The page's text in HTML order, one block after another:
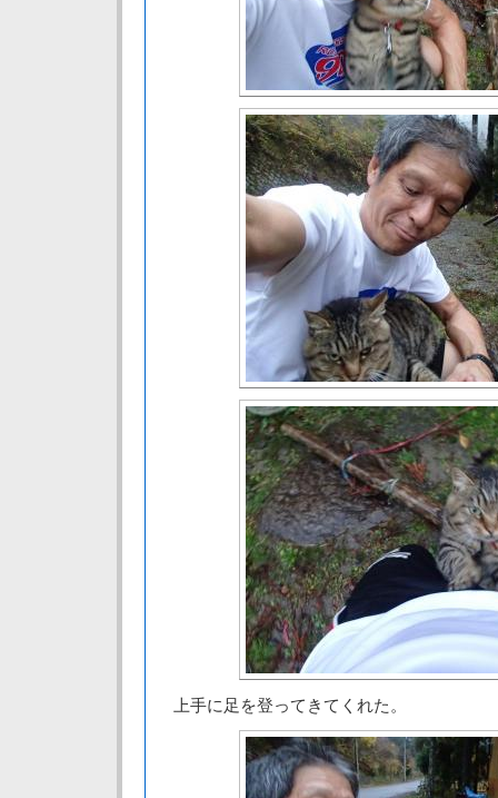
上手に足を登ってきてくれた。